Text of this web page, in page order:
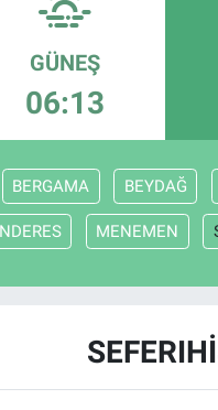
GÜNEŞ
06:13
BERGAMA BEYDAĞ
MENEMEN